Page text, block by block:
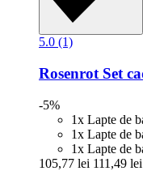
5.0 (1)
Rosenrot Set
-5%
1x Lapte de
1x Lapte de
1x Lapte de
105,77 lei 111,49 lei